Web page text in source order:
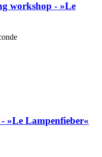
workshop - »Le
»Le Lampenfieber«